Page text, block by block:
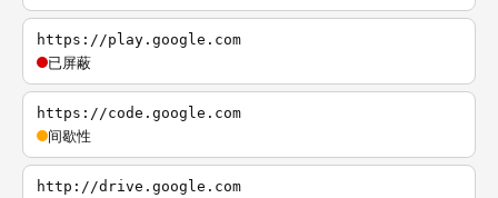
https://play.google.com
已屏蔽
https://code.google.com
间歇性
http://drive.google.com